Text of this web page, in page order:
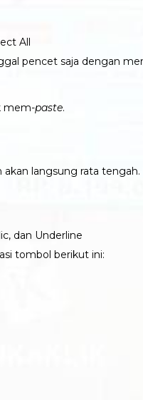
pencet saja dengan
mem-paste.
akan langsung rata tengah.
tombol berikut ini: